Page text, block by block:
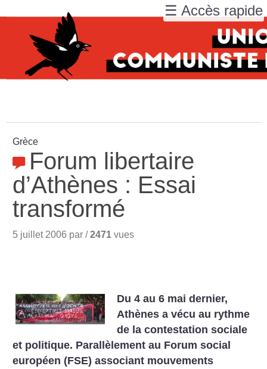
Grèce
Forum libertaire
d’Athènes : Essai
transformé
5 juillet 2006 par /2471 vues
Du 4 au 6 mai dernier,
Athènes a vécu au rythme
de la contestation sociale
et politique. Parallèlement au Forum social
européen (FSE) associant mouvements
☰ Accès rapide